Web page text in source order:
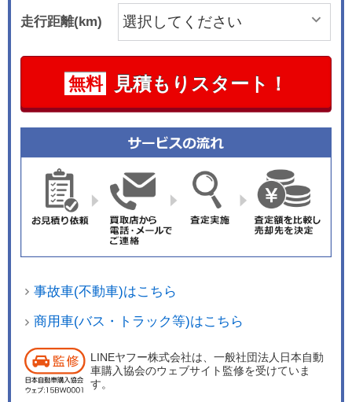
サービスなどと連携する「Volvo Cars app（テレ
マティクス・サービス/ボルボ・カーズ・アプ
リ）」がボルボ全車で利用可能とした。 プラグイ
ンハイブリッド全車には、アクセルペダルのコン
トロールだけで加速と減速を直感的かつシームレ
装備。ストップアンドゴーが繰り返される都市部
の交通環境において、より快適に車速の調整が可
能となる。アクセルを離した瞬間に制動が開始す
ることで、緊急時における制動距離短縮にもつな
がり、ブレーキ作動で発生する制動エネルギーを
積極的に回生しバッテリーに蓄電することで、燃
走行距離(km)
無料 見積もりスタート！
事故車(不動車)はこちら
商用車(バス・トラック等)はこちら
LINEヤフー株式会社は、一般社団法人日本自動
車購入協会のウェブサイト監修を受けていま
す。